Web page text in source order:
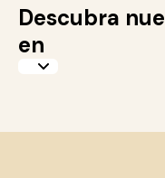
Descubra
en